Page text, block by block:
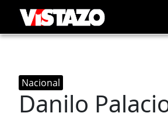
Nacional
Danilo